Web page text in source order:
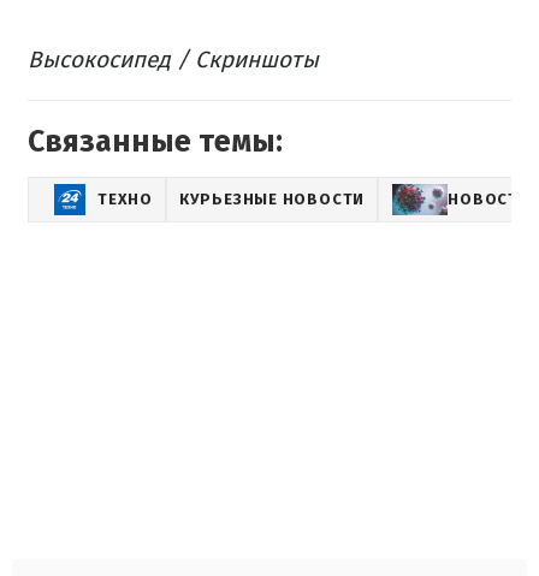
Высокосипед / Скриншоты
Связанные темы:
ТЕХНО КУРЬЕЗНЫЕ НОВОСТИ НОВОСТИ